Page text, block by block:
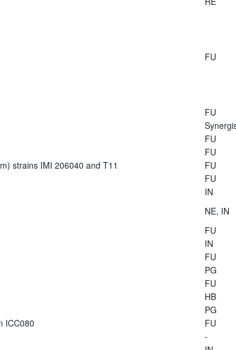
FU
FU
FU
FU
strains IMI 206040 and T11
FU
FU
IN
NE, IN
FU
IN
FU
PG
FU
HB
PG
ICC080
FU
-